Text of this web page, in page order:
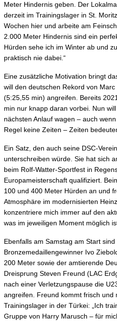
Meter Hindernis geben. Der
derzeit im Trainingslager in St.
Wochen hier und arbeite am
2.000 Meter Hindernis sind ein
Hürden sehe ich im Winter ab und
praktisch nie dabei.“
Eine zusätzliche Motivation bringt
will den deutschen Rekord von
(5:25,55 min) angreifen. Bereits
min nur knapp daran vorbei. Nun
nächsten Anlauf wagen – auch
Regel keine Zeiten – Zeiten
Ein Satz, den auch seine DSC-
unterschreiben würde. Sie hat sich
beim Rolf-Watter-Sportfest in
Europameisterschaft qualifiziert.
100 und 400 Meter Hürden an und
Atmosphäre im modernisierten
konzentriere mich immer auf den
was im jeweiligen Moment möglich
Ebenfalls am Samstag am Start
Bronzemedaillengewinner Ivo
200 Meter sowie der amtierende
Dreisprung Steven Freund (LAC
nach einer Verletzungspause die
angreifen. Freund kommt frisch und
Trainingslager in der Türkei: „Ich
Gruppe von Harry Marusch – für